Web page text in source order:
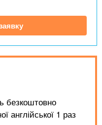
безкоштовно
англійської 1 раз